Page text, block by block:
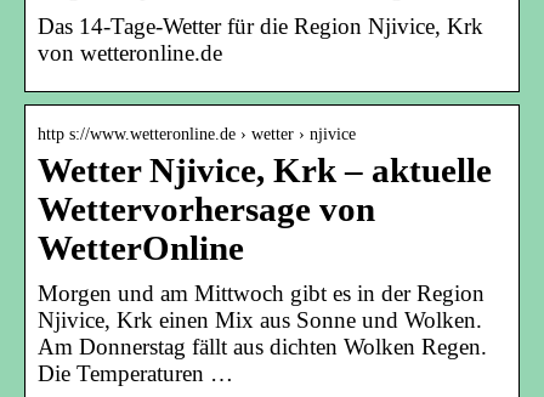
Das 14-Tage-Wetter für die Region Njivice, Krk
von wetteronline.de
http s://www.wetteronline.de › wetter › njivice
Wetter Njivice, Krk – aktuelle
Wettervorhersage von
WetterOnline
Morgen und am Mittwoch gibt es in der Region
Njivice, Krk einen Mix aus Sonne und Wolken.
Am Donnerstag fällt aus dichten Wolken Regen.
Die Temperaturen …